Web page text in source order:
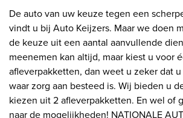
De auto van uw keuze tegen een
vindt u bij Auto Keijzers. Maar we doen
de keuze uit een aantal aanvullende
meenemen kan altijd, maar kiest u voor
afleverpakketten, dan weet u zeker dat
waar zorg aan besteed is. Wij bieden u
kiezen uit 2 afleverpakketten. En wel of
naar de mogelijkheden! NATIONALE